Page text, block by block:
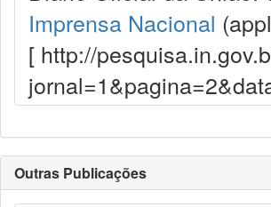
Imprensa Nacional
[ http://
Outras Publicações